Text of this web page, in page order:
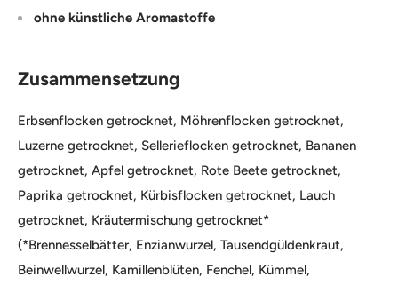
ohne künstliche Aromastoffe
Zusammensetzung
Erbsenflocken getrocknet, Möhrenflocken getrocknet,
Luzerne getrocknet, Sellerieflocken getrocknet, Bananen
getrocknet, Apfel getrocknet, Rote Beete getrocknet,
Paprika getrocknet, Kürbisflocken getrocknet, Lauch
getrocknet, Kräutermischung getrocknet*
(*Brennesselbätter, Enzianwurzel, Tausendgüldenkraut,
Beinwellwurzel, Kamillenblüten, Fenchel, Kümmel,